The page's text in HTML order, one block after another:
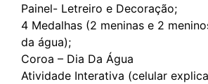
Painel- Letreiro e Decoração;
4 Medalhas (2 meninas e 2
da água);
Coroa – Dia Da Água
Atividade Interativa (celular